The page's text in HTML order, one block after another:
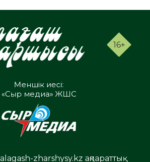
16+
Меншік иесі:
«Сыр медиа» ЖШС
zharshysy.kz ақпараттық